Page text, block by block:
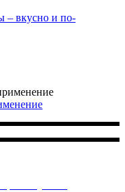
– вкусно и по-